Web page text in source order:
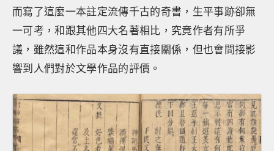
而寫了這麼一本註定流傳千古的奇書，生平事跡卻無
一可考，和跟其他四大名著相比，究竟作者有所爭
議，雖然這和作品本身沒有直接關係，但也會間接影
響到人們對於文學作品的評價。